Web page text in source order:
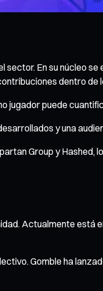
En su núcleo
dentro de
jugador puede
y una
Group y Hashed,
Actualmente está
Gomble ha